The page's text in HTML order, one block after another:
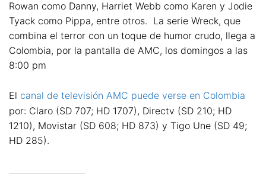
Rowan como Danny, Harriet Webb como Karen y Jodie
Tyack como Pippa, entre otros. La serie Wreck, que
combina el terror con un toque de humor crudo, llega a
Colombia, por la pantalla de AMC, los domingos a las
8:00 pm
El canal de televisión AMC puede verse en Colombia
por: Claro (SD 707; HD 1707), Directv (SD 210; HD
1210), Movistar (SD 608; HD 873) y Tigo Une (SD 49;
HD 285).